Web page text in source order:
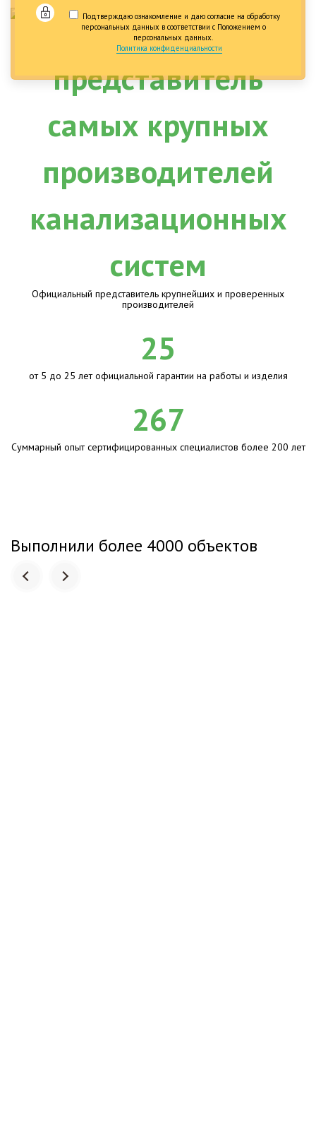
Подтверждаю ознакомление и даю согласие на обработку
персональных данных в соответствии с Положением о
персональных данных.
Политика конфиденциальности
Официальный представитель крупнейших и проверенных
производителей
25
от 5 до 25 лет официальной гарантии на работы и изделия
267
Суммарный опыт сертифицированных специалистов более 200 лет
Выполнили более 4000 объектов